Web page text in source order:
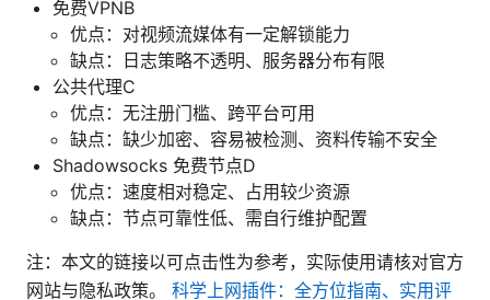
免费VPNB
优点：对视频流媒体有一定解锁能力
缺点：日志策略不透明、服务器分布有限
公共代理C
优点：无注册门槛、跨平台可用
缺点：缺少加密、容易被检测、资料传输不安全
Shadowsocks 免费节点D
优点：速度相对稳定、占用较少资源
缺点：节点可靠性低、需自行维护配置
注：本文的链接以可点击性为参考，实际使用请核对官方
网站与隐私政策。 科学上网插件：全方位指南、实用评